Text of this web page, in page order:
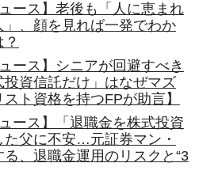
ース】老後も「人に恵まれ
、顔を見れば一発でわか
ース】シニアが回避すべき
資信託だけ」はなぜマズ
ト資格を持つFPが助言】
ース】「退職金を株式投資
父に不安…元証券マン・
、退職金運用のリスクと“3